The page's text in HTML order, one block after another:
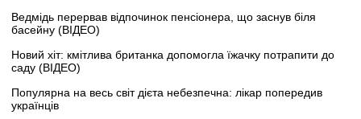
Ведмідь перервав відпочинок пенсіонера, що заснув біля
басейну (ВІДЕО)
Новий хіт: кмітлива британка допомогла їжачку потрапити до
саду (ВІДЕО)
Популярна на весь світ дієта небезпечна: лікар попередив
українців